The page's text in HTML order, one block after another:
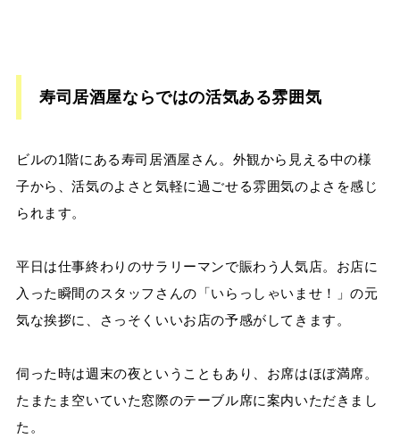
寿司居酒屋ならではの活気ある雰囲気
ビルの1階にある寿司居酒屋さん。外観から見える中の様
子から、活気のよさと気軽に過ごせる雰囲気のよさを感じ
られます。
平日は仕事終わりのサラリーマンで賑わう人気店。お店に
入った瞬間のスタッフさんの「いらっしゃいませ！」の元
気な挨拶に、さっそくいいお店の予感がしてきます。
伺った時は週末の夜ということもあり、お席はほぼ満席。
たまたま空いていた窓際のテーブル席に案内いただきまし
た。